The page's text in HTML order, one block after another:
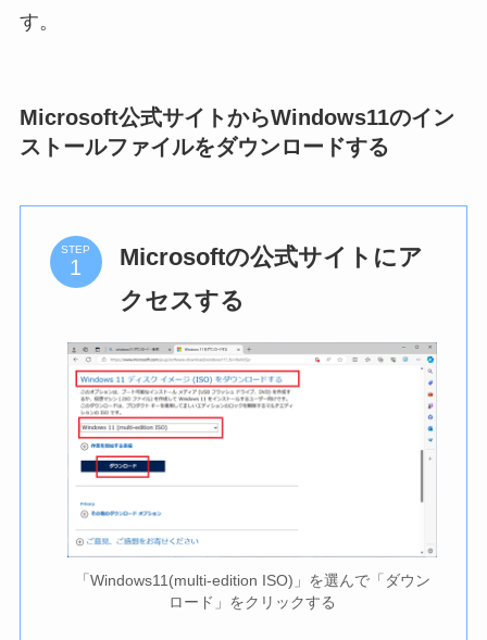
す。
Microsoft公式サイトからWindows11のイン
ストールファイルをダウンロードする
STEP
Microsoftの公式サイトにア
クセスする
「Windows11(multi-edition ISO)」を選んで「ダウン
ロード」をクリックする